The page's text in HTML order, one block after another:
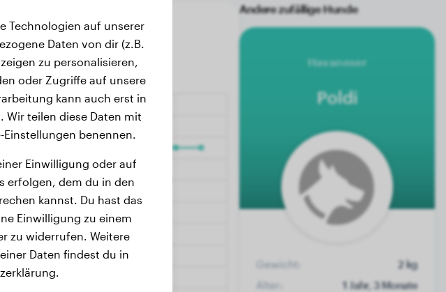
Andere zufällige Hunde
Havaneser
Poldi
Gewicht:
2 kg
Alter:
1 Jahr, 3 Monate
Technologien auf unserer
Daten von dir (z.B.
zu personalisieren,
oder Zugriffe auf unsere
kann auch erst in
Wir teilen diese Daten mit
benennen.
Einwilligung oder auf
erfolgen, dem du in den
kannst. Du hast das
Einwilligung zu einem
zu widerrufen. Weitere
Daten findest du in